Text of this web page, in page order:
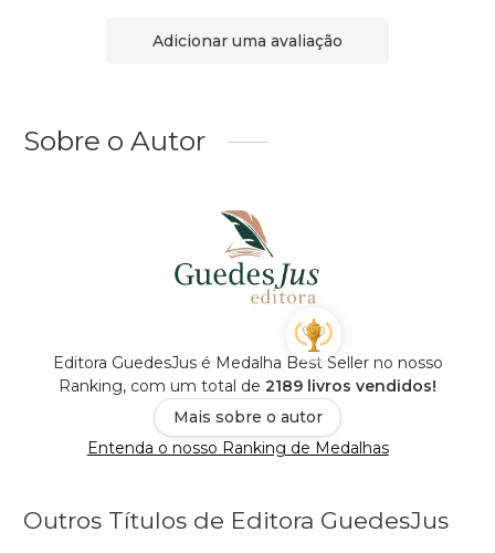
Adicionar uma avaliação
Sobre o Autor
Editora GuedesJus é Medalha Best Seller no nosso
Ranking, com um total de 2189 livros vendidos!
Mais sobre o autor
Entenda o nosso Ranking de Medalhas
Outros Títulos de Editora GuedesJus